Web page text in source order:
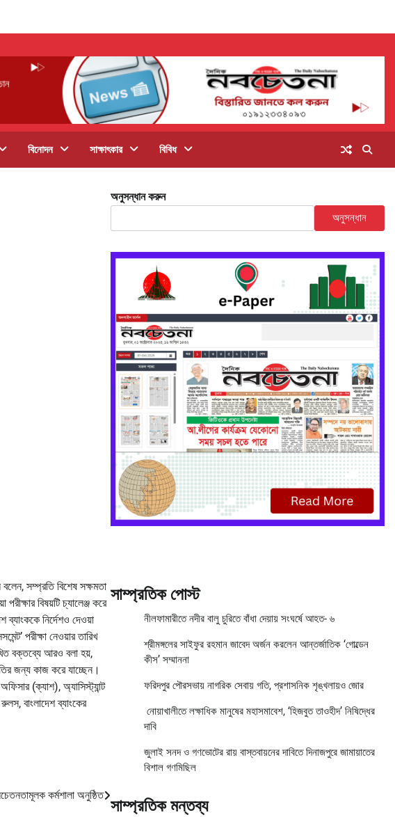
বিনোদন সাক্ষাৎকার বিবিধ
সম্প্রতি বিশেষ সক্ষমতা
বিষয়টি চ্যালেঞ্জ করে
ব্যাংককে নির্দেশও দেওয়া
পরীক্ষা নেওয়ার তারিখ
বক্তব্যে আরও বলা হয়,
জন্য কাজ করে যাচ্ছেন।
(ক্যাশ), অ্যাসিস্ট্যান্ট
বাংলাদেশ ব্যাংকের
কর্মশালা অনুষ্ঠিত
অনুসন্ধান করুন
অনুসন্ধান
সাম্প্রতিক পোস্ট
নীলফামারীতে নদীর বালু চুরিতে বাঁধা দেয়ায় সংঘর্ষে আহত- ৬
শ্রীমঙ্গলের সাইফুর রহমান জাবেদ অর্জন করলেন আন্তর্জাতিক ‘গোল্ডেন
কীস’ সম্মাননা
ফরিদপুর পৌরসভায় নাগরিক সেবায় গতি, প্রশাসনিক শৃঙ্খলায়ও জোর
নোয়াখালীতে লক্ষাধিক মানুষের মহাসমাবেশ, ‘হিজবুত তাওহীদ’ নিষিদ্ধের
দাবি
জুলাই সনদ ও গণভোটের রায় বাস্তবায়নের দাবিতে দিনাজপুরে জামায়াতের
বিশাল গণমিছিল
সাম্প্রতিক মন্তব্য